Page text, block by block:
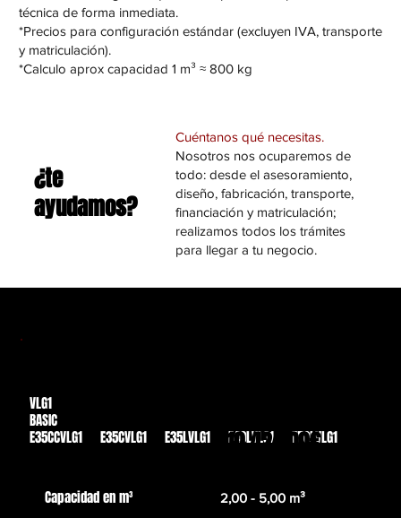
técnica de forma inmediata.
*Precios para configuración estándar (excluyen IVA, transporte
y matriculación).
*Calculo aprox capacidad 1 m³ ≈ 800 kg
¿te
ayudamos?
Cuéntanos qué necesitas.
Nosotros nos ocuparemos de
todo: desde el asesoramiento,
diseño, fabricación, transporte,
financiación y matriculación;
realizamos todos los trámites
para llegar a tu negocio.
VLG1
BASIC
E35CCVLG1 E35CVLG1 E35LVLG1 E40LVLG1 E50LVLG1
10.424,00€
Capacidad en m³ 2,00 - 5,00 m³